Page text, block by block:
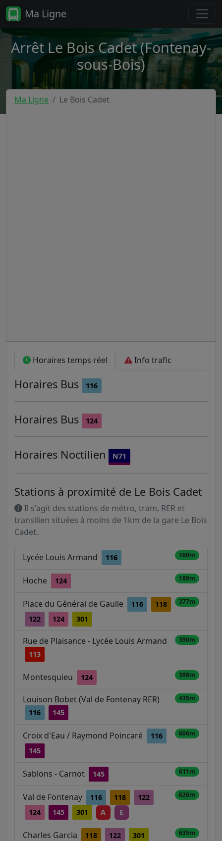
Ma Ligne
Arrêt Le Bois Cadet (Fontenay-
sous-Bois)
Ma Ligne Le Bois Cadet
Horaires temps réel Info trafic
Horaires Bus 116
Horaires Bus 124
Horaires Noctilien N71
Stations à proximité de Le Bois Cadet
Il s'agit des stations de métro, tram, RER et
transilien situées à moins de 1km de la gare Le Bois
Cadet.
Lycée Louis Armand 116 160m
Hoche 124 189m
Place du Général de Gaulle 116
118
122
124 301
377m
Rue de Plaisance - Lycée Louis Armand
113
390m
Montesquieu 124 398m
Louison Bobet (Val de Fontenay RER)
116 145
435m
Croix d'Eau / Raymond Poincaré
116
145
606m
Sablons - Carnot 145 611m
Val de Fontenay 116 118
122
124
145 301 A E
626m
Charles Garcia 118 122 301 635m